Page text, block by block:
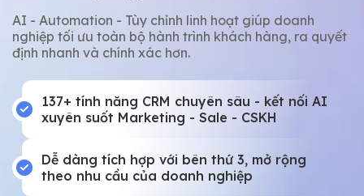
AI - Automation - Tùy chỉnh linh hoạt giúp doanh
nghiệp tối ưu toàn bộ hành trình khách hàng, ra quyết
định nhanh và chính xác hơn.
137+ tính năng CRM chuyên sâu - kết nối AI
xuyên suốt Marketing - Sale - CSKH
Dễ dàng tích hợp với bên thứ 3, mở rộng
theo nhu cầu của doanh nghiệp